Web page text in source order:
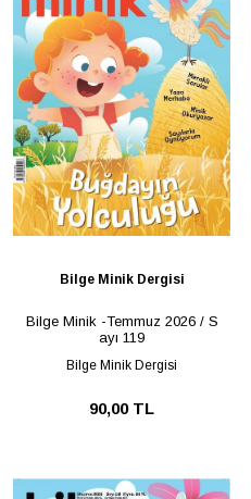
Bilge Minik Dergisi
Bilge Minik -Temmuz 2026 / S
ayı 119
Bilge Minik Dergisi
90,00 TL